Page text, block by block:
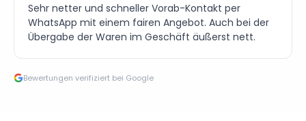
Sehr netter und schneller Vorab-Kontakt per
WhatsApp mit einem fairen Angebot. Auch bei der
Übergabe der Waren im Geschäft äußerst nett.
Bewertungen verifiziert bei Google